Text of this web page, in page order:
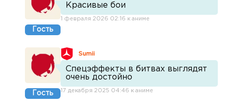
Гость
Красивые бои
1 февраля 2026 02:16 к аниме
Гость
Sumii
Спецэффекты в битвах выглядят
очень достойно
17 декабря 2025 04:46 к аниме